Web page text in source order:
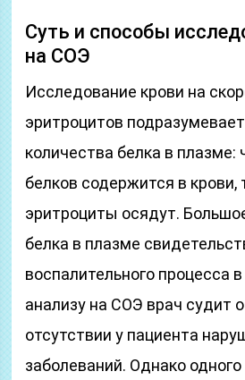
Суть и способы
на СОЭ
Исследование крови на
эритроцитов
количества белка в плазме:
белков содержится в
эритроциты осядут.
белка в плазме
воспалительного процесса
анализу на СОЭ врач судит
отсутствии у пациента
заболеваний. Однако одного